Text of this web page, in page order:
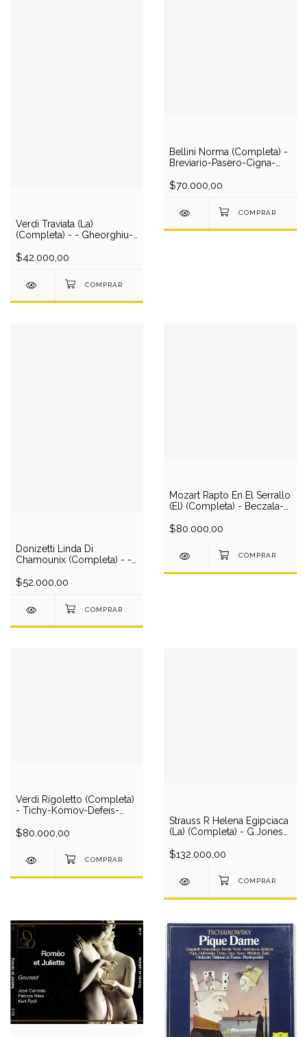
Verdi Traviata (La)
(Completa) - - Gheorghiu-
Knight/Solti (1 DVD)
$42.000,00
Bellini Norma (Completa) -
Breviario-Pasero-Cigna-
O/Gui (2 CD)
$70.000,00
Donizetti Linda Di
Chamounix (Completa) - -
Will-Ariostini/A.Discher
$52.000,00
Mozart Rapto En El Serrallo
(El) (Completa) - Beczala-
Kalmchmeir-Linz Bruckner
$80.000,00
Verdi Rigoletto (Completa)
- Tichy-Komov-Defeis-
Europa Symphony/Grohs
$80.000,00
Strauss R Helena Egipciaca
(La) (Completa) - G.Jones-
S.O/Dorati (3 LP)
$132.000,00